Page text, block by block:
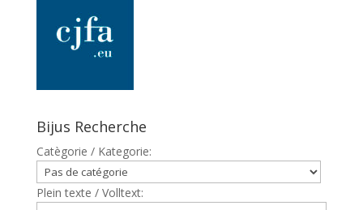
Bijus Recherche
Catègorie / Kategorie:
Plein texte / Volltext: